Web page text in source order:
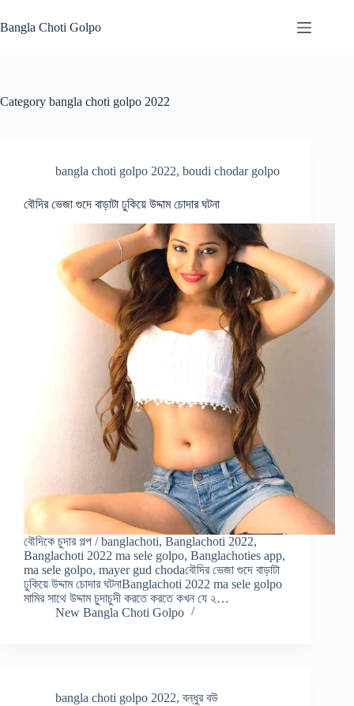
to
content
Bangla Choti Golpo
Category bangla choti golpo 2022
bangla choti golpo 2022, boudi chodar golpo
বৌদির ভেজা গুদে বাড়াটা ঢুকিয়ে উদ্দাম চোদার ঘটনা
বৌদিকে চুদার গল্প / banglachoti, Banglachoti 2022,
Banglachoti 2022 ma sele golpo, Banglachoties app,
ma sele golpo, mayer gud chodaবৌদির ভেজা গুদে বাড়াটা
ঢুকিয়ে উদ্দাম চোদার ঘটনাBanglachoti 2022 ma sele golpo
মামির সাথে উদ্দাম চুদাচুদী করতে করতে কখন যে ২…
New Bangla Choti Golpo
bangla choti golpo 2022, বন্ধুর বউ